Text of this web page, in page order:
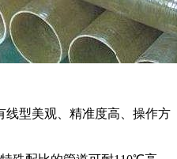
线型美观、精准度高、操作方